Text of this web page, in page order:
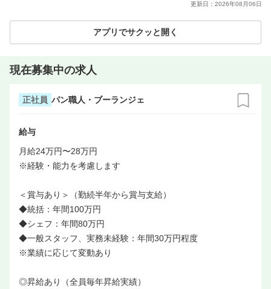
更新日： 2026年08月06日
アプリでサクッと開く
現在募集中の求人
正社員 パン職人・ブーランジェ
給与
月給24万円〜28万円
※経験・能力を考慮します
＜賞与あり＞（勤続半年から賞与支給）
◆統括：年間100万円
◆シェフ：年間80万円
◆一般スタッフ、実務未経験：年間30万円程度
※業績に応じて変動あり
◎昇給あり（全員毎年昇給実績）